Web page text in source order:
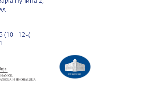
(10 - 12ч)